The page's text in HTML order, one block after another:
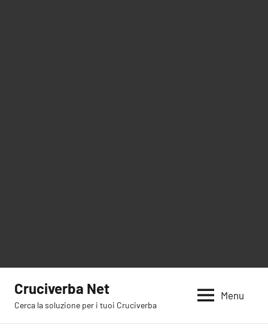
contenuto
Cruciverba Net
Cerca la soluzione per i tuoi Cruciverba
Menu